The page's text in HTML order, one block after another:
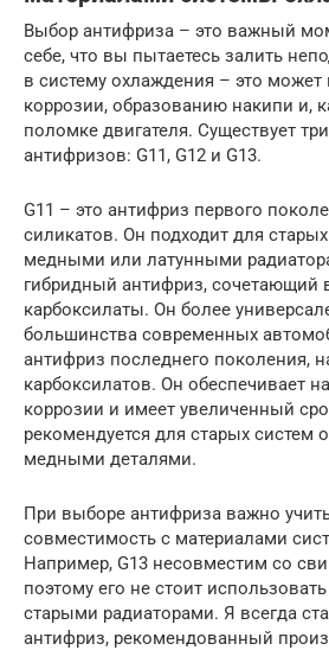
Выбор антифриза – это важный
себе, что вы пытаетесь залить
в систему охлаждения – это может
коррозии, образованию накипи и,
поломке двигателя. Существует
антифризов: G11, G12 и G13.
G11 – это антифриз первого
силикатов. Он подходит для
медными или латунными
гибридный антифриз, сочетающий
карбоксилаты. Он более
большинства современных
антифриз последнего поколения,
карбоксилатов. Он обеспечивает
коррозии и имеет увеличенный
рекомендуется для старых систем
медными деталями.
При выборе антифриза важно
совместимость с материалами
Например, G13 несовместим со
поэтому его не стоит
старыми радиаторами. Я всегда
антифриз, рекомендованный